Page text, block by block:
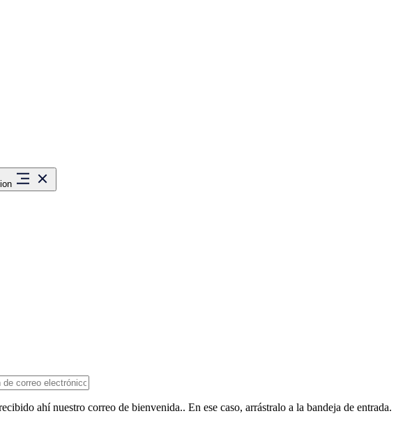
ahí nuestro correo de bienvenida.. En ese caso, arrástralo a la bandeja de entrada.